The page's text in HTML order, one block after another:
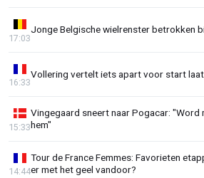
Jonge Belgische wielrenster betrokken
17:03
Vollering vertelt iets apart voor start
16:33
Vingegaard sneert naar Pogacar: "Word
hem"
15:33
Tour de France Femmes: Favorieten
er met het geel vandoor?
14:44